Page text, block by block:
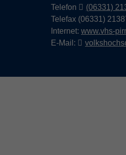
Telefon
(06331)
Telefax (06331)
Internet: www.vhs-
E-Mail: